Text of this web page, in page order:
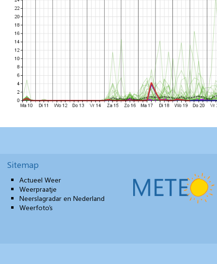
Sitemap
Actueel Weer
Weerpraatje
Neerslagradar en Nederland
Weerfoto’s